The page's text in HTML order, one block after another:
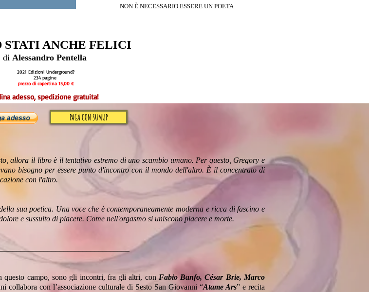
NON È NECESSARIO ESSERE UN POETA
STATI ANCHE FELICI
di Alessandro Pentella
2021 Edizioni Underground?
234 pagine
prezzo di copertina 15,00 €
adesso, spedizione gratuita!
PAGA CON SUMUP
allora il libro è il tentativo estremo di uno scambio umano. Per questo, Gregory e
bisogno per essere punto d'incontro con il mondo dell'altro. È il concentrato di
con l'altro.
sua poetica. Una voce che è contemporaneamente moderna e ricca di fascino e
e sussulto di piacere. Come nell'orgasmo si uniscono piacere e morte.
questo campo, sono gli incontri, fra gli altri, con Fabio Banfo, César Brie, Marco
collabora con l’associazione culturale di Sesto San Giovanni “Atame Ars” e recita